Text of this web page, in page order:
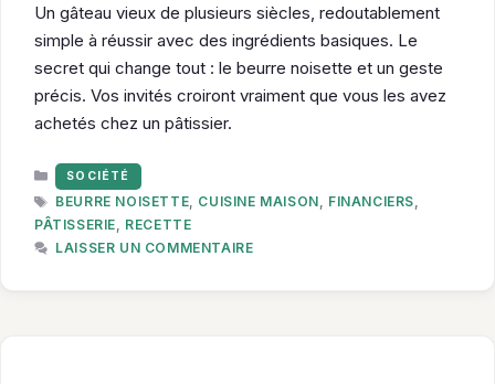
Un gâteau vieux de plusieurs siècles, redoutablement
simple à réussir avec des ingrédients basiques. Le
secret qui change tout : le beurre noisette et un geste
précis. Vos invités croiront vraiment que vous les avez
achetés chez un pâtissier.
CATÉGORIES
SOCIÉTÉ
ÉTIQUETTES
BEURRE NOISETTE, CUISINE MAISON, FINANCIERS,
PÂTISSERIE, RECETTE
LAISSER UN COMMENTAIRE